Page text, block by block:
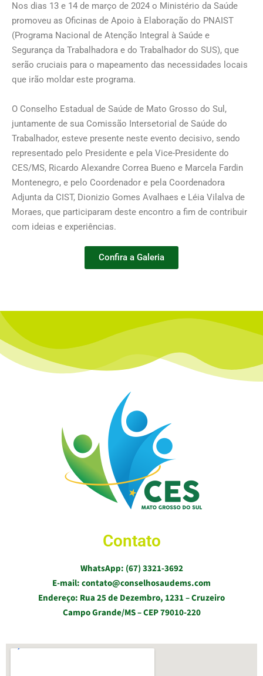
Nos dias 13 e 14 de março de 2024 o Ministério da Saúde
promoveu as Oficinas de Apoio à Elaboração do PNAIST
(Programa Nacional de Atenção Integral à Saúde e
Segurança da Trabalhadora e do Trabalhador do SUS), que
serão cruciais para o mapeamento das necessidades locais
que irão moldar este programa.
O Conselho Estadual de Saúde de Mato Grosso do Sul,
juntamente de sua Comissão Intersetorial de Saúde do
Trabalhador, esteve presente neste evento decisivo, sendo
representado pelo Presidente e pela Vice-Presidente do
CES/MS, Ricardo Alexandre Correa Bueno e Marcela Fardin
Montenegro, e pelo Coordenador e pela Coordenadora
Adjunta da CIST, Dionizio Gomes Avalhaes e Léia Vilalva de
Moraes, que participaram deste encontro a fim de contribuir
com ideias e experiências.
Confira a Galeria
Contato
WhatsApp: (67) 3321-3692
E-mail: contato@conselhosaudems.com
Endereço: Rua 25 de Dezembro, 1231 – Cruzeiro
Campo Grande/MS – CEP 79010-220